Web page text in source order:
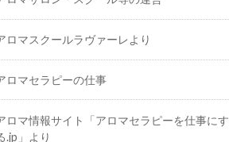
ロマスクールラヴァーレより
ロマセラピーの仕事
ロマ情報サイト「アロマセラピーを仕事にす
.jp」より